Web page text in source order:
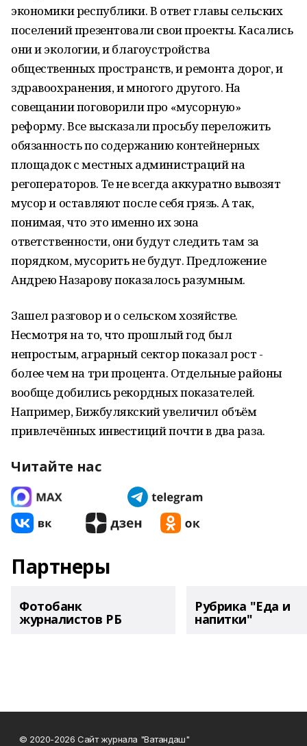
экономики республики. В ответ главы сельских
поселений презентовали свои проекты. Касались
они и экологии, и благоустройства
общественных пространств, и ремонта дорог, и
здравоохранения, и многого другого. На
совещании поговорили про «мусорную»
реформу. Все высказали просьбу переложить
обязанность по содержанию контейнерных
площадок с местных администраций на
регоператоров. Те не всегда аккуратно вывозят
мусор и оставляют после себя грязь. А так,
понимая, что это именно их зона
ответственности, они будут следить там за
порядком, мусорить не будут. Предложение
Андрею Назарову показалось разумным.
Зашел разговор и о сельском хозяйстве.
Несмотря на то, что прошлый год был
непростым, аграрный сектор показал рост -
более чем на три процента. Отдельные районы
вообще добились рекордных показателей.
Например, Бижбулякский увеличил объём
привлечённых инвестиций почти в два раза.
Читайте нас
Партнеры
Фотобанк
журналистов РБ
Рубрика "Еда и
напитки"
© 2020-2026 Сайт журнала "Ватандаш"